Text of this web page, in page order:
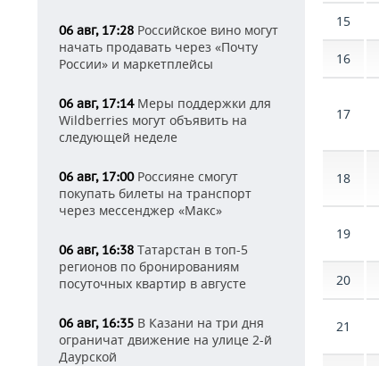
06 авг, 17:28 Российское вино могут
начать продавать через «Почту
России» и маркетплейсы
06 авг, 17:14Меры поддержки для
Wildberries могут объявить на
следующей неделе
06 авг, 17:00Россияне смогут
покупать билеты на транспорт
через мессенджер «Макс»
06 авг, 16:38 Татарстан в топ-5
регионов по бронированиям
посуточных квартир в августе
06 авг, 16:35 В Казани на три дня
ограничат движение на улице 2-й
Даурской
15
16
17
18
19
20
21